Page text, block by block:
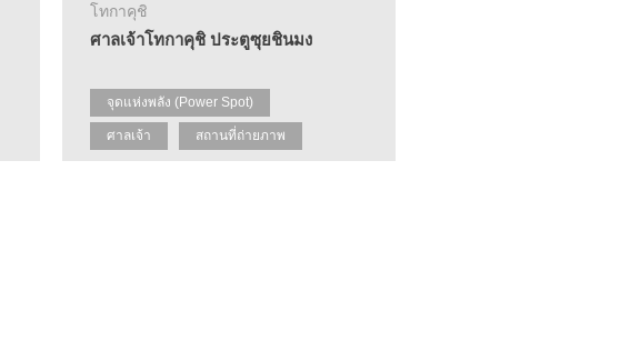
โทกาคุชิ
ศาลเจ้าโทกาคุชิ ประตูซุยชินมง
จุดแห่งพลัง (Power Spot)
ศาลเจ้า สถานที่ถ่ายภาพ